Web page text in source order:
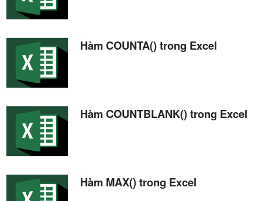
Hàm COUNTA() trong Excel
Hàm COUNTBLANK() trong Excel
Hàm MAX() trong Excel